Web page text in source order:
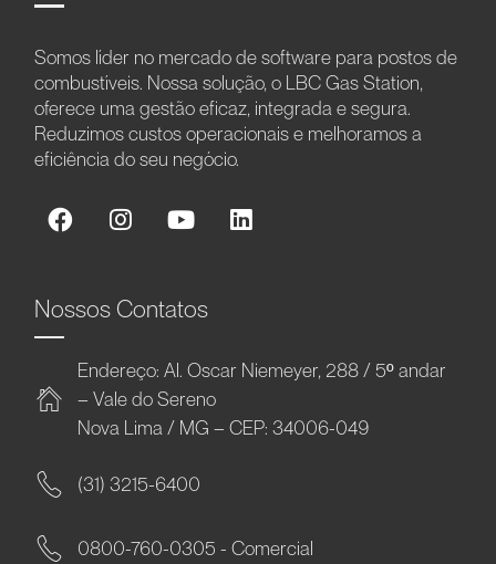
Somos líder no mercado de software para postos de
combustíveis. Nossa solução, o LBC Gas Station,
oferece uma gestão eficaz, integrada e segura.
Reduzimos custos operacionais e melhoramos a
eficiência do seu negócio.
Nossos Contatos
Endereço: Al. Oscar Niemeyer, 288 / 5º andar
– Vale do Sereno
Nova Lima / MG – CEP: 34006-049
(31) 3215-6400
0800-760-0305 - Comercial